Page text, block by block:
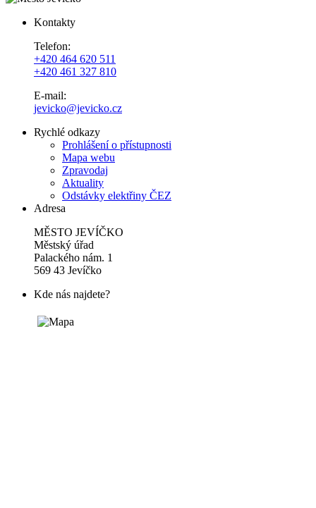
Kontakty
Telefon:
+420 464 620 511
+420 461 327 810
E-mail:
jevicko@jevicko.cz
Rychlé odkazy
Prohlášení o přístupnosti
Mapa webu
Zpravodaj
Aktuality
Odstávky elektřiny ČEZ
Adresa
MĚSTO JEVÍČKO
Městský úřad
Palackého nám. 1
569 43 Jevíčko
Kde nás najdete?